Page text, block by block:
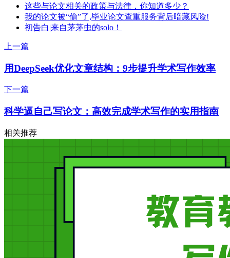
这些与论文相关的政策与法律，你知道多少？
我的论文被“偷”了,毕业论文查重服务背后暗藏风险!
初告白|来自茅茅虫的solo！
上一篇
用DeepSeek优化文章结构：9步提升学术写作效率
下一篇
科学逼自己写论文：高效完成学术写作的实用指南
相关推荐